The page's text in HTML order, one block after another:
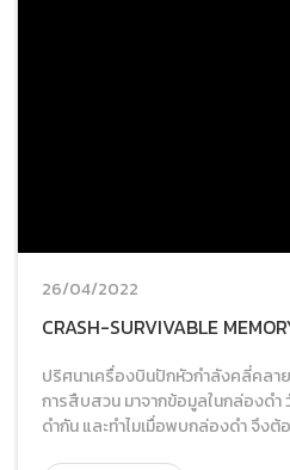
26/04/2022
CRASH-SURVIVABLE
ปริศนาเครื่องบินปักหัวกำลังคลี่คลา
การสืบสวน มาจากข้อมูลในกล่องดำ
ดำกัน และทำไมเมื่อพบกล่องดำ จึงต้อ